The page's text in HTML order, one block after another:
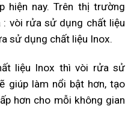
hiện nay. Trên thị trường
vòi rửa sử dụng chất liệu
sử dụng chất liệu Inox.
liệu Inox thì vòi rửa sử
giúp làm nổi bật hơn, tạo
hơn cho mỗi không gian